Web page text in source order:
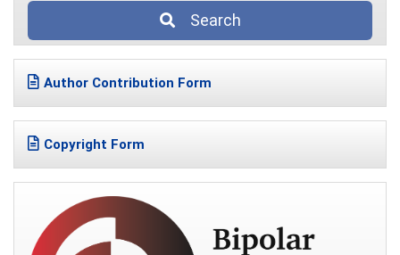
Search
Author Contribution Form
Copyright Form